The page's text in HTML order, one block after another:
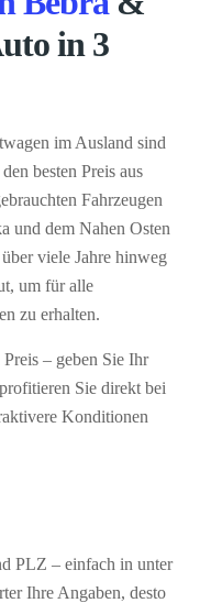
in 3
im Ausland sind
besten Preis aus
Fahrzeugen
und dem Nahen Osten
viele Jahre hinweg
um für alle
zu erhalten.
– geben Sie Ihr
Sie direkt bei
Konditionen
PLZ – einfach in unter
Ihre Angaben, desto